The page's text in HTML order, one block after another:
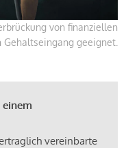
von finanziellen
geeignet.
vereinbarte